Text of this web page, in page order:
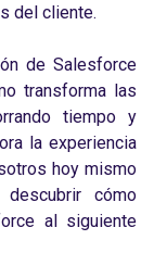
del cliente.
de Salesforce
transforma las
tiempo y
la experiencia
hoy mismo
cómo
al siguiente